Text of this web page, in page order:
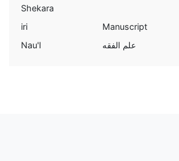
Shekara
iri
Manuscript
Nau'I
علم الفقه